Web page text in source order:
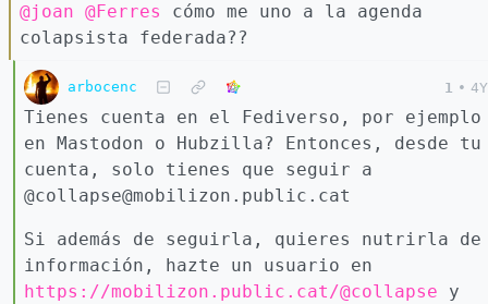
@joan @Ferres
cómo me uno a la agenda
colapsista federada??
arbocenc 1 • 4Y
Tienes cuenta en el Fediverso, por ejemplo
en Mastodon o Hubzilla? Entonces, desde tu
cuenta, solo tienes que seguir a
@collapse@mobilizon.public.cat
Si además de seguirla, quieres nutrirla de
información, hazte un usuario en
https://mobilizon.public.cat/@collapse y